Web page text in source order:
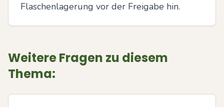
Flaschenlagerung vor der Freigabe hin.
Weitere Fragen zu diesem
Thema: